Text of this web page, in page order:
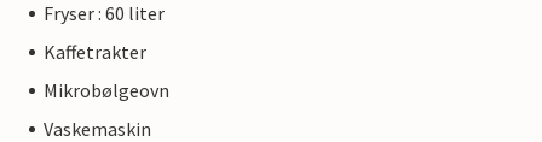
Fryser : 60 liter
Kaffetrakter
Mikrobølgeovn
Vaskemaskin